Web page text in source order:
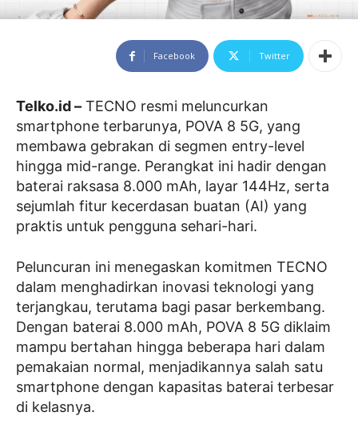
Facebook Twitter
Telko.id – TECNO resmi meluncurkan
smartphone terbarunya, POVA 8 5G, yang
membawa gebrakan di segmen entry-level
hingga mid-range. Perangkat ini hadir dengan
baterai raksasa 8.000 mAh, layar 144Hz, serta
sejumlah fitur kecerdasan buatan (AI) yang
praktis untuk pengguna sehari-hari.
Peluncuran ini menegaskan komitmen TECNO
dalam menghadirkan inovasi teknologi yang
terjangkau, terutama bagi pasar berkembang.
Dengan baterai 8.000 mAh, POVA 8 5G diklaim
mampu bertahan hingga beberapa hari dalam
pemakaian normal, menjadikannya salah satu
smartphone dengan kapasitas baterai terbesar
di kelasnya.